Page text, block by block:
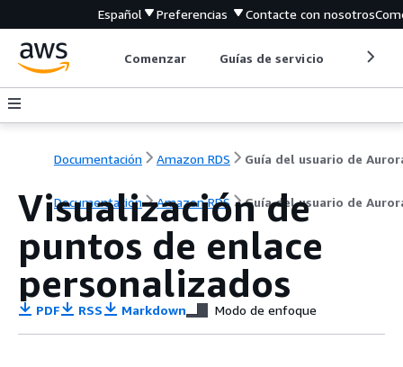
Español Preferencias Contacte con nosotros
Comenzar Guías de servicio
Documentación Amazon RDS Guía del usuario de
Documentación Amazon RDS Guía del usuario de
Visualización de
puntos de enlace
personalizados
PDF RSS Markdown Modo de enfoque